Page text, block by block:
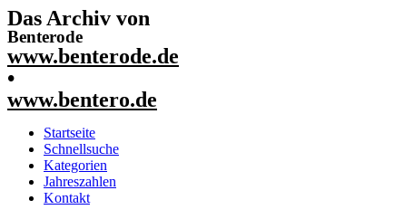
Das Archiv von
Benterode
www.benterode.de
•
www.bentero.de
Startseite
Schnellsuche
Kategorien
Jahreszahlen
Kontakt